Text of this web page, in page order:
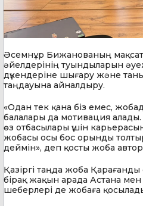
Әсемнұр Бижанованың
әйелдерінің туындыларын
дүкендеріне шығару және
таңдауына айналдыру.
«Одан тек қана біз емес,
балалары да мотивация
өз отбасылары үшін
жобасы осы бос орынды
деймін», деп қосты жоба
Қазіргі таңда жоба
бірақ жақын арада Астана
шеберлері де жобаға